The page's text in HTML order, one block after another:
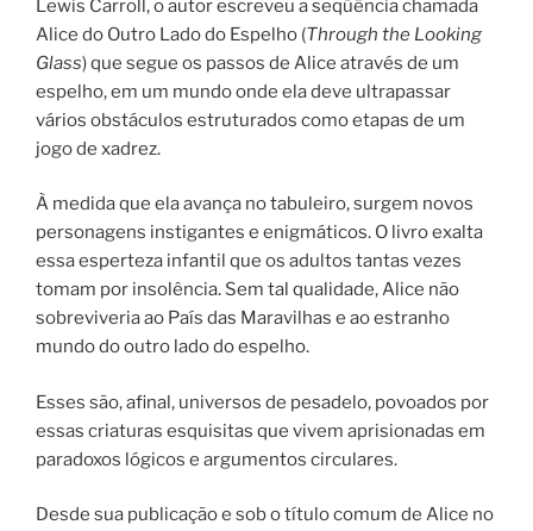
Lewis Carroll, o autor escreveu a seqüência chamada
Alice do Outro Lado do Espelho (Through the Looking
Glass) que segue os passos de Alice através de um
espelho, em um mundo onde ela deve ultrapassar
vários obstáculos estruturados como etapas de um
jogo de xadrez.
À medida que ela avança no tabuleiro, surgem novos
personagens instigantes e enigmáticos. O livro exalta
essa esperteza infantil que os adultos tantas vezes
tomam por insolência. Sem tal qualidade, Alice não
sobreviveria ao País das Maravilhas e ao estranho
mundo do outro lado do espelho.
Esses são, afinal, universos de pesadelo, povoados por
essas criaturas esquisitas que vivem aprisionadas em
paradoxos lógicos e argumentos circulares.
Desde sua publicação e sob o título comum de Alice no